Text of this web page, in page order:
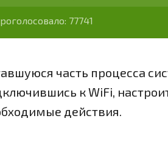
77741
часть процесса
к WiFi,
действия.